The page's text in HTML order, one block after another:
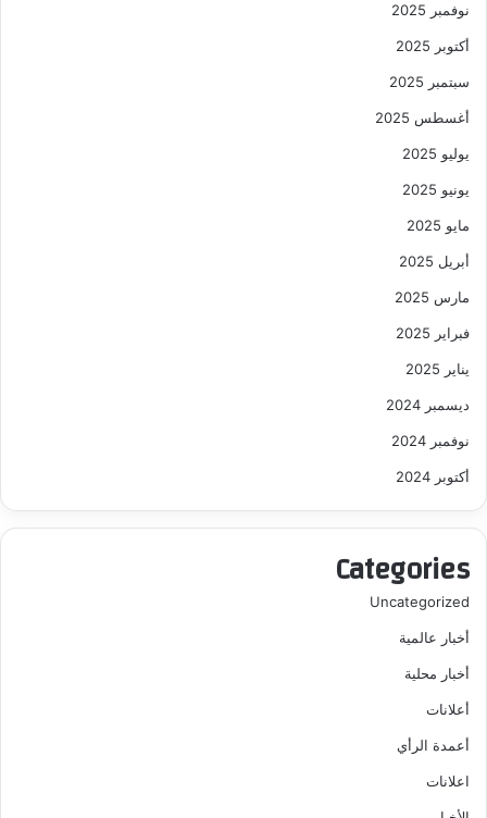
نوفمبر 2025
أكتوبر 2025
سبتمبر 2025
أغسطس 2025
يوليو 2025
يونيو 2025
مايو 2025
أبريل 2025
مارس 2025
فبراير 2025
يناير 2025
ديسمبر 2024
نوفمبر 2024
أكتوبر 2024
Categories
Uncategorized
أخبار عالمية
أخبار محلية
أعلانات
أعمدة الرأي
اعلانات